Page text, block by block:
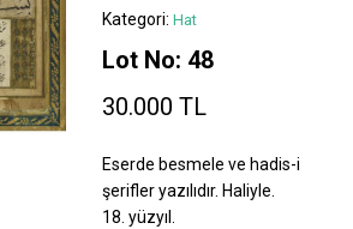
Kategori: Hat
Lot No: 48
30.000 TL
Eserde besmele ve hadis-i
şerifler yazılıdır. Haliyle.
18. yüzyıl.